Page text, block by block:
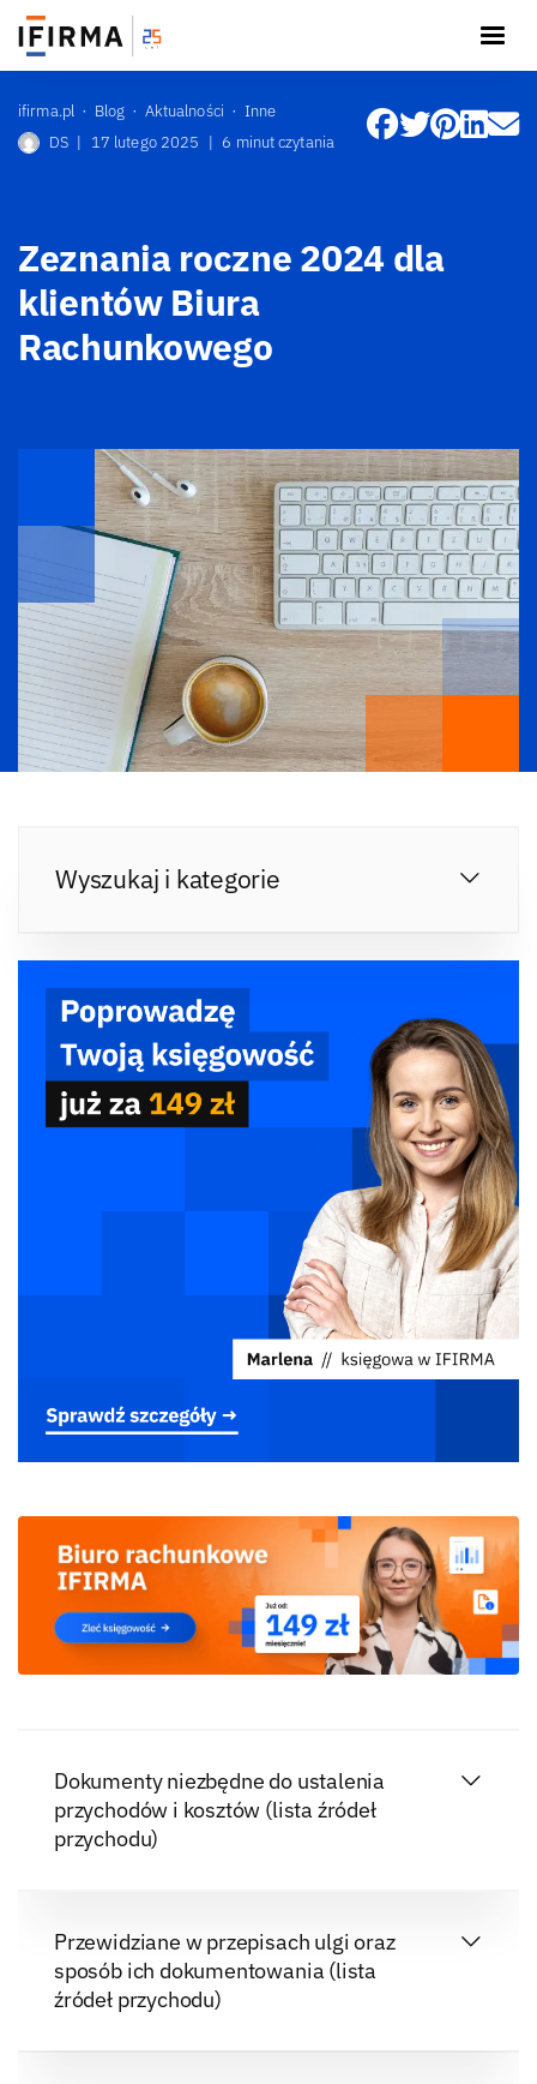
ifirma.pl Blog Aktualności
Inne
DS | 17 lutego 2025 | 6 minut czytania
Zeznania roczne 2024 dla
klientów Biura
Rachunkowego
Wyszukaj i kategorie
Dokumenty niezbędne do ustalenia
przychodów i kosztów (lista źródeł
przychodu)
Przewidziane w przepisach ulgi oraz
sposób ich dokumentowania (lista
źródeł przychodu)